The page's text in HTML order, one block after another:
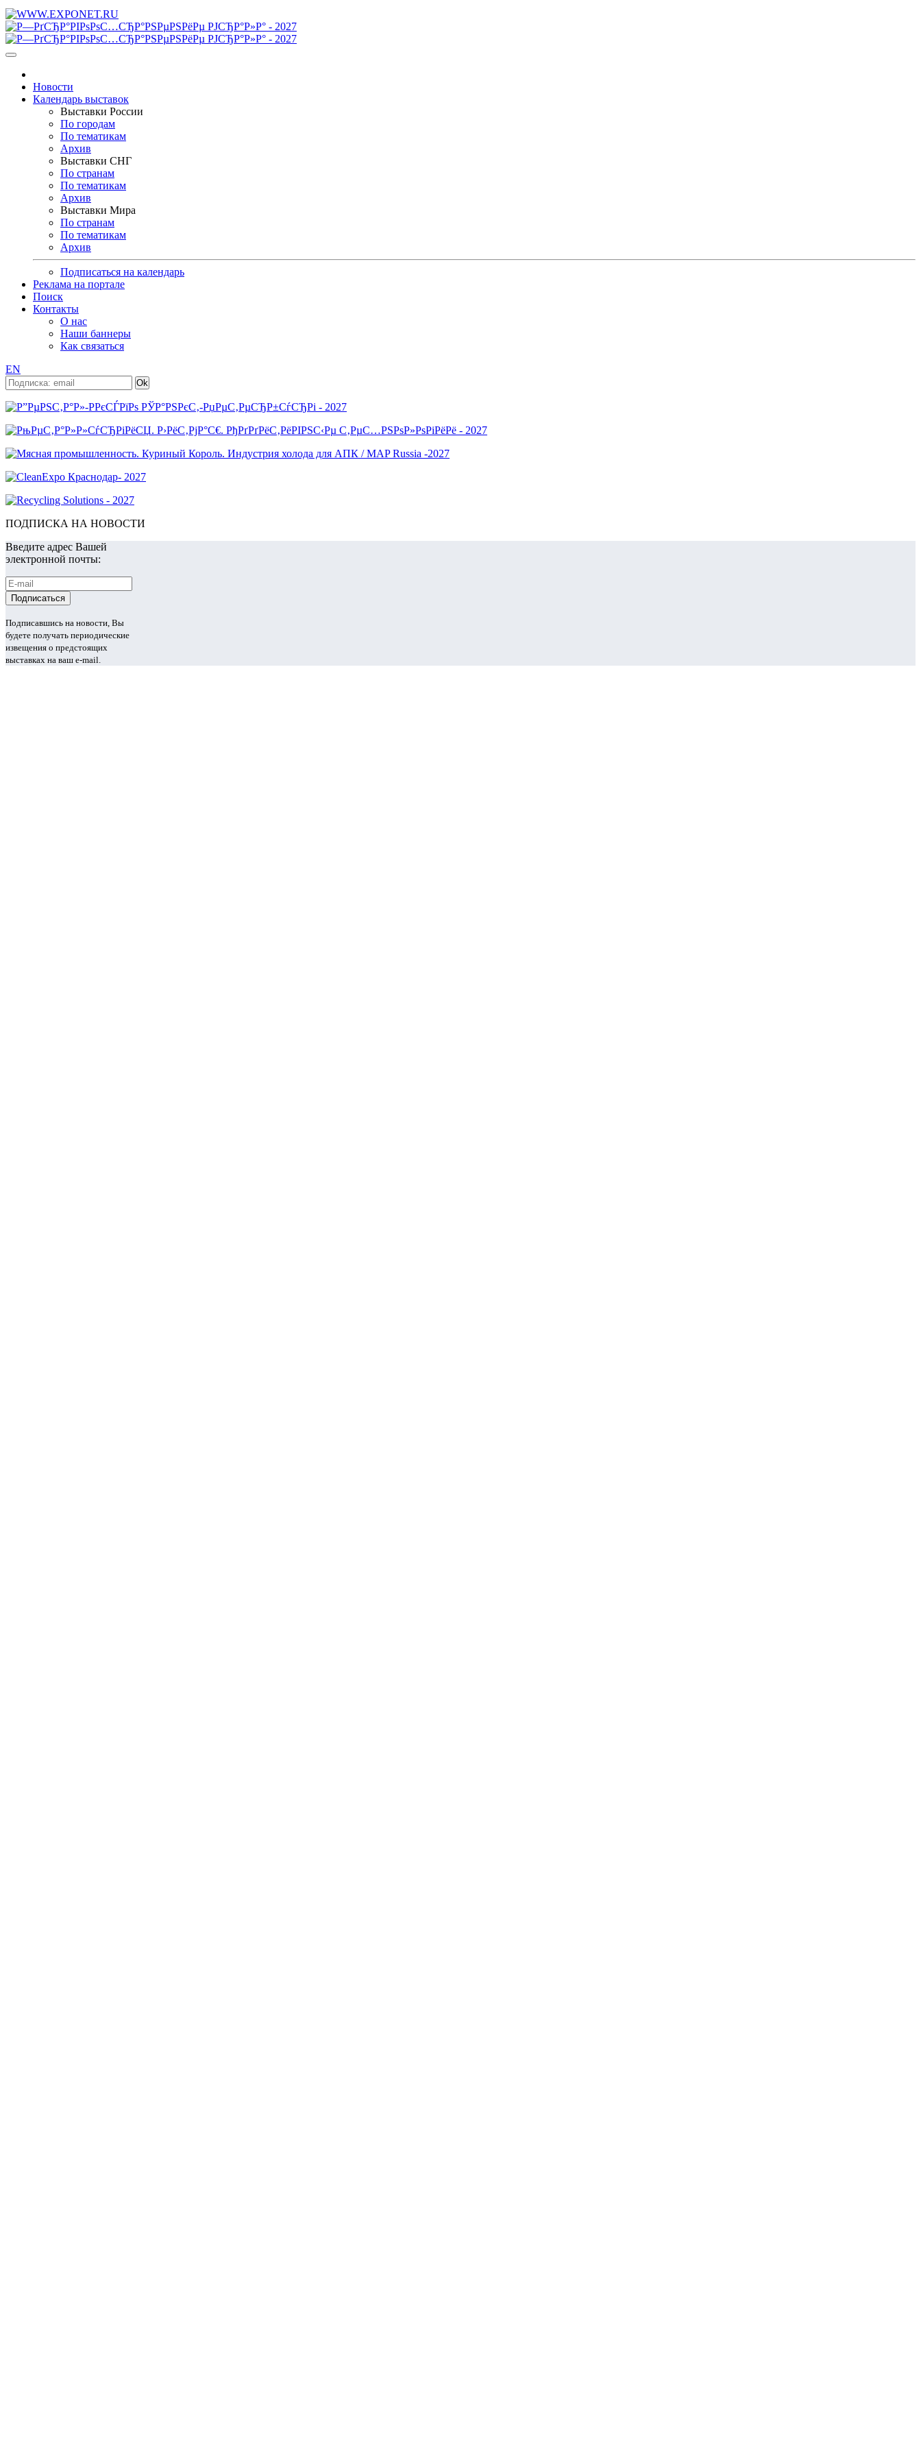
Новости
Календарь выставок
Выставки России
По городам
По тематикам
Архив
Выставки СНГ
По странам
По тематикам
Архив
Выставки Мира
По странам
По тематикам
Архив
Подписаться на календарь
Реклама на портале
Поиск
Контакты
О нас
Наши баннеры
Как связаться
EN
ПОДПИСКА НА НОВОСТИ
Введите адрес Вашей
электронной почты:
Подписавшись на новости, Вы
будете получать периодические
извещения о предстоящих
выставках на ваш e-mail.